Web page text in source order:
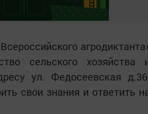
сельского хозяйства
ул. Федосеевская
свои знания и ответить